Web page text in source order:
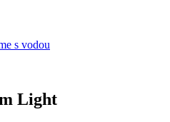
s vodou
Light